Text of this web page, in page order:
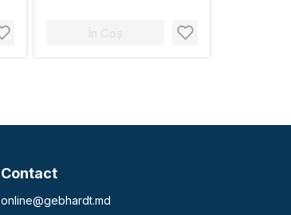
În Coș
Contact
online@gebhardt.md